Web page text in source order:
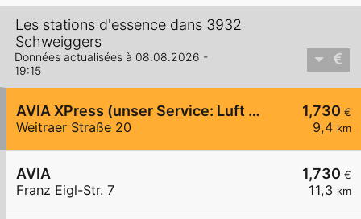
Les stations d'essence dans 3932
Schweiggers
Données actualisées à 08.08.2026 -
19:15
1,730 €
9,4 km
AVIA XPress (unser Service: Luft und Wasser)
Weitraer Straße 20
1,730 €
11,3 km
AVIA
Franz Eigl-Str. 7